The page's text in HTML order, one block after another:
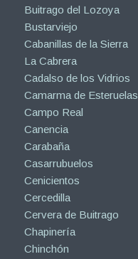
Buitrago del Lozoya
Bustarviejo
Cabanillas de la Sierra
La Cabrera
Cadalso de los Vidrios
Camarma de Esteruelas
Campo Real
Canencia
Carabaña
Casarrubuelos
Cenicientos
Cercedilla
Cervera de Buitrago
Chapinería
Chinchón